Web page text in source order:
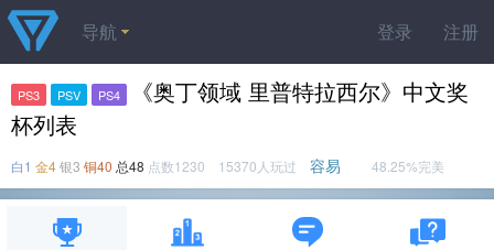
登录 注册
导航
PS3 PSV PS4
《奥丁领域 里普特拉西尔》中文奖
杯列表
白1 金4银3 铜40 总48 点数1230 15370人玩过 容易 48.25%完美